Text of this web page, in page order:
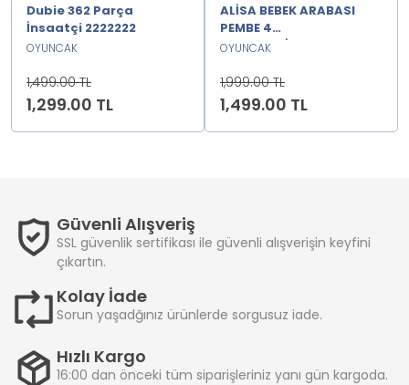
Dubie 362 Parça
İnsaatçi 2222222
OYUNCAK
1,499.00 TL
1,299.00 TL
ALİSA BEBEK ARABASI
PEMBE 4
TEKERLEKLİ2222222
OYUNCAK
1,999.00 TL
1,499.00 TL
Güvenli Alışveriş
SSL güvenlik sertifikası ile güvenli alışverişin keyfini
çıkartın.
Kolay İade
Sorun yaşadğınız ürünlerde sorgusuz iade.
Hızlı Kargo
16:00 dan önceki tüm siparişleriniz yanı gün kargoda.